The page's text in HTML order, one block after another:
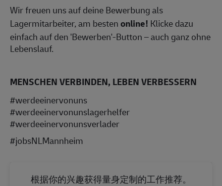
Wir freuen uns auf deine Bewerbung als
Lagermitarbeiter, am bestenonline! Klicke dazu
einfach auf den 'Bewerben'-Button – auch ganz ohne
Lebenslauf.
MENSCHEN VERBINDEN, LEBEN VERBESSERN
#werdeeinervonuns
#werdeeinervonunslagerhelfer
#werdeeinervonunsverlader
#jobsNLMannheim
根据你的兴趣获得量身定制的工作推荐。